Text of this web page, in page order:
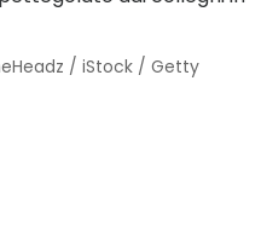
/ iStock / Getty